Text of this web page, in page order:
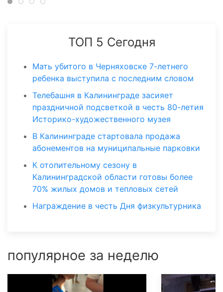
ТОП 5 Сегодня
Мать убитого в Черняховске 7-летнего
ребенка выступила с последним словом
Телебашня в Калининграде засияет
праздничной подсветкой в честь 80-летия
Историко-художественного музея
В Калининграде стартовала продажа
абонементов на муниципальные парковки
К отопительному сезону в
Калининградской области готовы более
70% жилых домов и тепловых сетей
Награждение в честь Дня физкультурника
популярное за неделю